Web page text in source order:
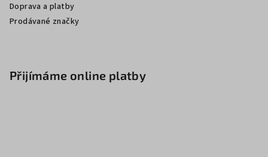
Doprava a platby
Prodávané značky
Přijímáme online platby